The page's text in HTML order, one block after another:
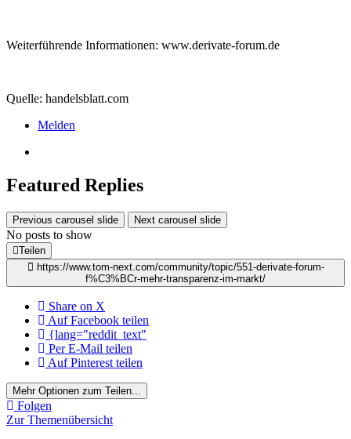
Weiterführende Informationen: www.derivate-forum.de
Quelle: handelsblatt.com
Melden
Featured Replies
Previous carousel slide Next carousel slide
No posts to show
Teilen
https://www.tom-next.com/community/topic/551-derivate-forum-
f%C3%BCr-mehr-transparenz-im-markt/
Share on X
Auf Facebook teilen
{lang="reddit_text"
Per E-Mail teilen
Auf Pinterest teilen
Mehr Optionen zum Teilen...
Folgen
Zur Themenübersicht